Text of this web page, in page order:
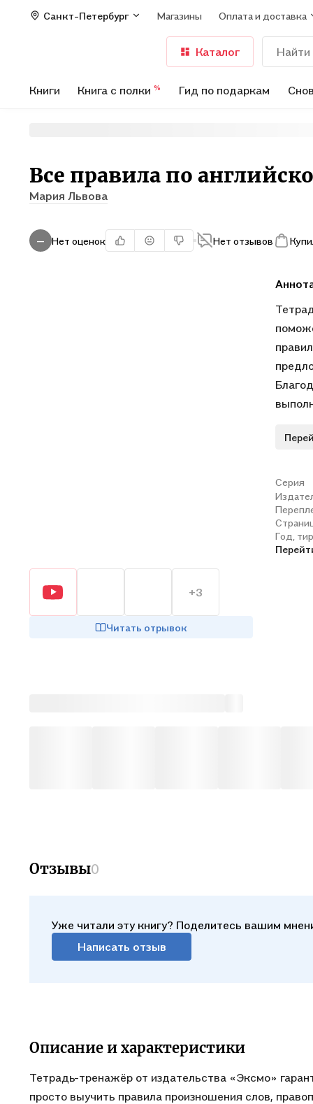
Санкт-Петербург Магазины Оплата и доставка
Каталог
Книги Книга с полки % Гид по подаркам
Все правила по
Мария Львова
— Нет оценок Нет отзывов
+3
Читать отрывок
Серия
Год,
Отзывы0
Уже читали эту книгу? Поделитесь вашим
Написать отзыв
Описание и характеристики
Тетрадь-тренажёр от издательства «Эксмо»
просто выучить правила произношения слов,